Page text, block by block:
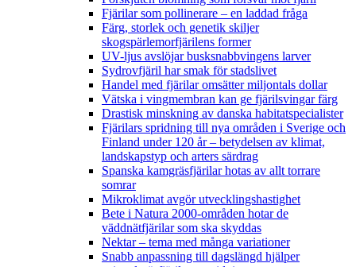
Fjärilar som pollinerare – en laddad fråga
Färg, storlek och genetik skiljer
skogspärlemorfjärilens former
UV-ljus avslöjar busksnabbvingens larver
Sydrovfjäril har smak för stadslivet
Handel med fjärilar omsätter miljontals dollar
Vätska i vingmembran kan ge fjärilsvingar färg
Drastisk minskning av danska habitatspecialister
Fjärilars spridning till nya områden i Sverige och
Finland under 120 år– betydelsen av klimat,
landskapstyp och arters särdrag
Spanska kamgräsfjärilar hotas av allt torrare
somrar
Mikroklimat avgör utvecklingshastighet
Bete i Natura 2000-områden hotar de
väddnätfjärilar som ska skyddas
Nektar – tema med många variationer
Snabb anpassning till dagslängd hjälper